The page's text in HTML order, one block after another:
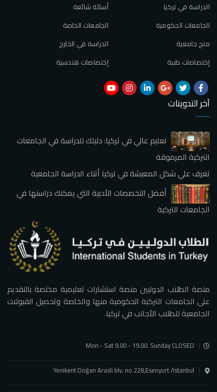
أسئلة شائعة
الدراسة في تركيا
الجامعات الخاصة
الجامعات الحكومية
الدراسة في الخارج
منح جامعية
إختصاصات هندسية
إختصاصات طبية
آخر التدوينات
تعليم عالي في تركيا: دليلك للدراسة في الجامعات
التركية المرموقة
تعرف علي شكل المعيشة في تركيا أثناء الدراسة الجامعية
أفضل التخصصات الأدبية التي يمكنك دراستها في
الجامعات التركية
منصة الطلاب الدوليين منصة استشارات تعليمية مختصة بالتقديم
على الجامعات التركية الحكومية منها والخاصة وتحصيل القبولات
الجامعية للطلاب الأجانب في تركيا.
Mon - Sat 9.00 - 19.00. Sunday CLOSED
Yenikent Doğan Arasli blv. no 228,Esenyurt /Istanbul